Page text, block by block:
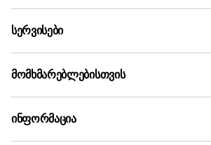
სერვისები
მომხმარებლებისთვის
ინფორმაცია